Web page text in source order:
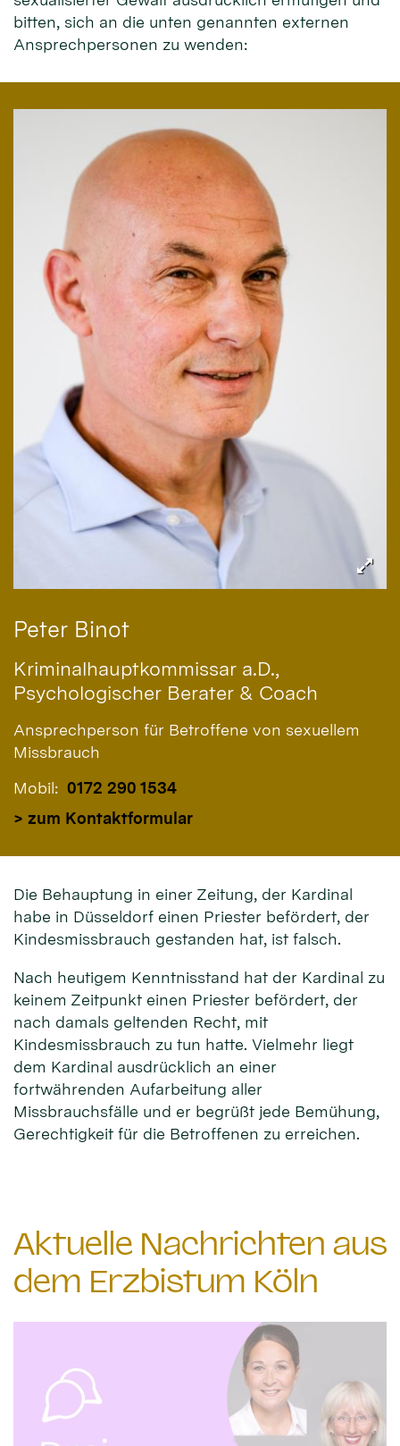
bitten, sich an die unten genannten externen
Ansprechpersonen zu wenden:
Peter Binot
Kriminalhauptkommissar a.D.,
Psychologischer Berater & Coach
Ansprechperson für Betroffene von sexuellem
Missbrauch
Mobil: 0172 290 1534
> zum Kontaktformular
Die Behauptung in einer Zeitung, der Kardinal
habe in Düsseldorf einen Priester befördert, der
Kindesmissbrauch gestanden hat, ist falsch.
Nach heutigem Kenntnisstand hat der Kardinal zu
keinem Zeitpunkt einen Priester befördert, der
nach damals geltenden Recht, mit
Kindesmissbrauch zu tun hatte. Vielmehr liegt
dem Kardinal ausdrücklich an einer
fortwährenden Aufarbeitung aller
Missbrauchsfälle und er begrüßt jede Bemühung,
Gerechtigkeit für die Betroffenen zu erreichen.
Aktuelle Nachrichten aus
dem Erzbistum Köln